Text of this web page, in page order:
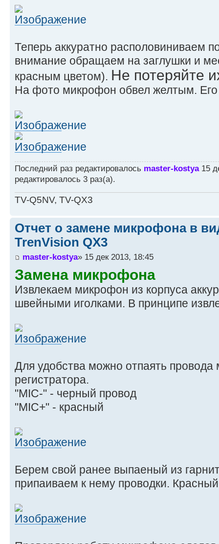
Теперь аккуратно располовиниваем
внимание обращаем на заглушки и
красным цветом). Не потеряйте
На фото микрофон обвел желтым.
Последний раз редактировалось master-kostya15
редактировалось 3 раз(а).
TV-Q5NV, TV-QX3
Отчет о замене микрофона в
TrenVision QX3
master-kostya» 15 дек 2013, 18:45
Замена микрофона
Извлекаем микрофон из корпуса
швейными иголками. В принципе
Для удобства можно отпаять
регистратора.
"MIC-" - черный провод
"MIC+" - красный
Берем свой ранее выпаеный из
припаиваем к нему проводки.